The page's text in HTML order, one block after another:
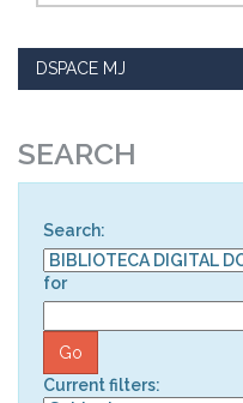
DSPACE MJ
SEARCH
Search:
for
Current filters: